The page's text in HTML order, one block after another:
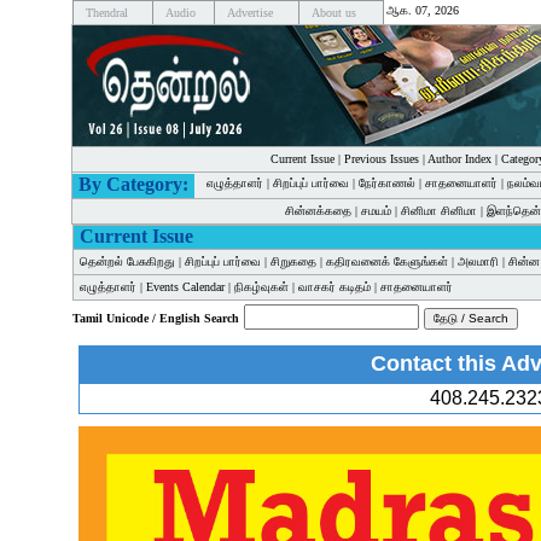
Thendral Audio Advertise About us ஆக. 07, 2026
Current Issue| Previous Issues| Author Index|
By Category: எழுத்தாளர் | சிறப்புப் பார்வை | நேர்காணல் | சாதனையாளர் |
சின்னக்கதை | சமயம் | சினிமா சினிமா |
Current Issue
தென்றல் பேசுகிறது | சிறப்புப் பார்வை | சிறுகதை | கதிரவனைக் கேளுங்கள் | அலமாரி |
எழுத்தாளர் | Events Calendar| நிகழ்வுகள் | வாசகர் கடிதம் | சாதனையாளர்
Tamil Unicode / English Search
Contact this